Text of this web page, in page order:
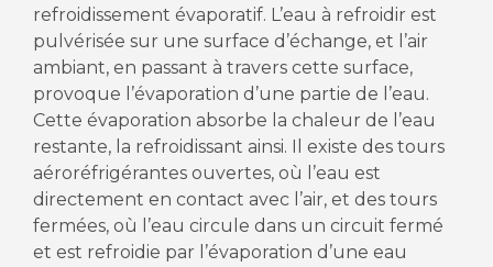
refroidissement évaporatif. L’eau à refroidir est
pulvérisée sur une surface d’échange, et l’air
ambiant, en passant à travers cette surface,
provoque l’évaporation d’une partie de l’eau.
Cette évaporation absorbe la chaleur de l’eau
restante, la refroidissant ainsi. Il existe des tours
aéroréfrigérantes ouvertes, où l’eau est
directement en contact avec l’air, et des tours
fermées, où l’eau circule dans un circuit fermé
et est refroidie par l’évaporation d’une eau